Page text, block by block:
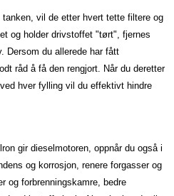
vil de etter hvert tette filtere og
og holder drivstoffet "tørt", fjernes
Dersom du allerede har fått
råd å få den rengjort. Når du deretter
hver fylling vil du effektivt hindre
gir dieselmotoren, oppnår du også i
og korrosjon, renere forgasser og
og forbrenningskamre, bedre